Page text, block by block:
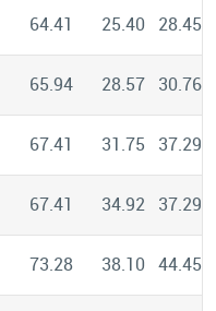
64.41 25.40 28.45
65.94 28.57 30.76
67.41 31.75 37.29
67.41 34.92 37.29
73.28 38.10 44.45